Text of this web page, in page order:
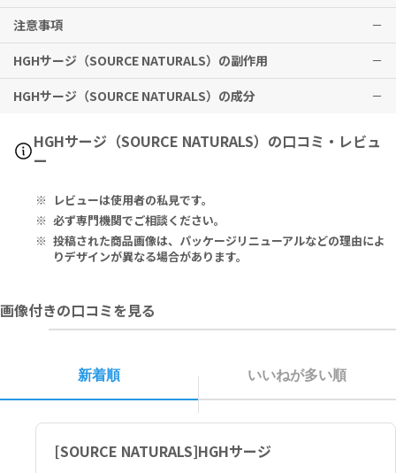
※有用性には個人差がありますことを予めご了承ください。
※メーカー推奨摂取期間として3ヶ月以上の継続摂取を推奨しており
ます。
運動前および／または就寝前に、5タブレットを目安に十分な量の水
とともにお召し上がりください。
最後の食事から少なくとも2時間経過してから摂取するようにしてく
ださい。
注意事項
以下の症状が現れた際は、使用を中止するか摂取量を減らしてくださ
い。
［吐き気、過度の唾液分泌、嘔吐、下痢、筋肉の痙攣、痙攣、頻尿、
乳幼児・小児は本品の摂取を避けてください。
妊娠中・妊娠の可能性のある方・授乳中の方は、本品の摂取を避けて
ください。
避けてください。
以下の症状のある方は、使用前に医師にご相談ください。
［精神障害、潰瘍、糖尿病、身震い、てんかん、喘息、尿失禁、不整
脈、高血圧、手根管症候群］
子供の手の届かないところに保管してください。
HGHサージ（SOURCE NATURALS）の副作用
特に副作用は報告されておりませんが、異常を感じた際はただちに使
HGHサージ（SOURCE NATURALS）の成分
Serving Size 5 Tablets:
Niacin (as Inositol Nicotinate) 400 mg, Chromium (as Chromi
um Polynicotinate [ChromeMateR]) 200 mcg, L-Arginine L-Py
-Ornithine HCl 500 mg, Acetyl L-Carnitine HCl 450 mg, Glycin
e 400 mg, GABA (Gamma-Aminobutyric Acid) 350 mg, L-Citrul
line 250 mg, DMAE (as Bitartrate) 100 mg, Ginkgo Leaf Extra
ct (24% Flavone Glycosides & 6% Terpene Lactones) 100 mg,
A (from Huperzia Serrata Whole Plant Extract) 50 mcg
ナイアシン（イノシトールニコチン酸エステルとして） 400 mg、ク
ロム（ポリニコチン酸クロム［ChromeMateR］として） 200 mc
HGHサージ（SOURCE NATURALS）の口コミ・レビュ
ー
レビューは使用者の私見です。
必ず専門機関でご相談ください。
投稿された商品画像は、パッケージリニューアルなどの理由によ
りデザインが異なる場合があります。
画像付きの口コミを見る
新着順 いいねが多い順
[SOURCE NATURALS]HGHサージ